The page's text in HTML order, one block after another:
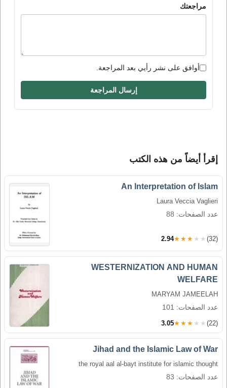
مراجعتك
أوافق على نشر رأيي بعد المراجعة.
إرسال المراجعة
إقرأ أيضاً من هذه الكتب
An lnterpretation of Islam
Laura Veccia Vaglieri
عدد الصفحات: 88
2.94★★★★★ (32)
WESTERNIZATION AND HUMAN
WELFARE
MARYAM JAMEELAH
عدد الصفحات: 101
3.05★★★★★ (22)
Jihad and the Islamic Law of War
the royal aal al-bayt institute for islamic thought
عدد الصفحات: 83